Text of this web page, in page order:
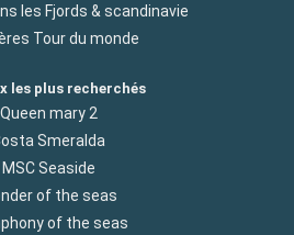
les Fjords & scandinavie
Tour du monde
les plus recherchés
Queen mary 2
Smeralda
MSC Seaside
of the seas
of the seas